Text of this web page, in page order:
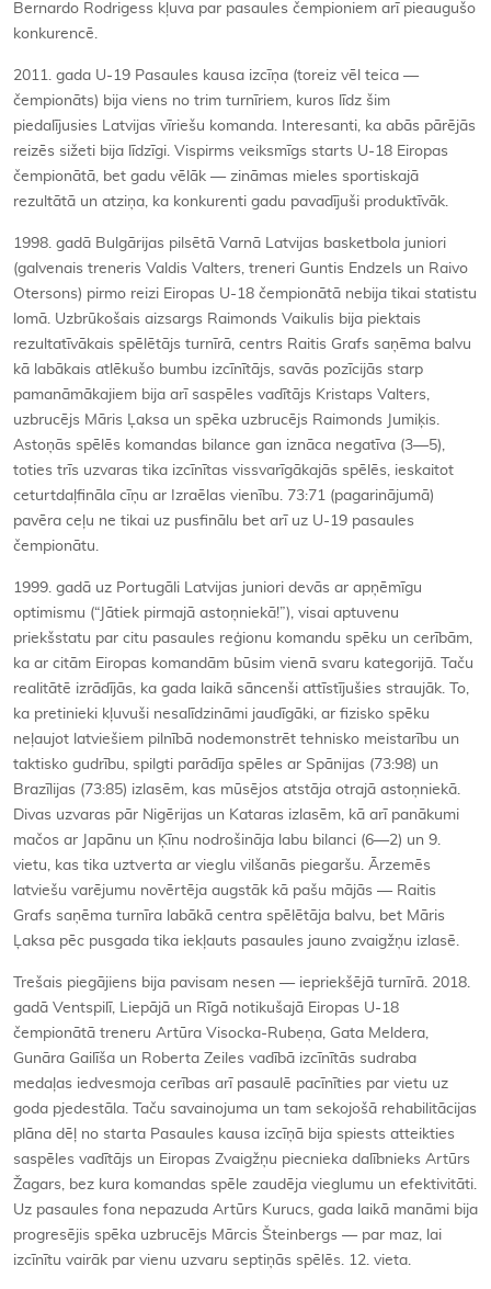
Bernardo Rodrigess kļuva par pasaules čempioniem arī pieaugušo
konkurencē.
2011. gada U-19 Pasaules kausa izcīņa (toreiz vēl teica —
čempionāts) bija viens no trim turnīriem, kuros līdz šim
piedalījusies Latvijas vīriešu komanda. Interesanti, ka abās pārējās
reizēs sižeti bija līdzīgi. Vispirms veiksmīgs starts U-18 Eiropas
čempionātā, bet gadu vēlāk — zināmas mieles sportiskajā
rezultātā un atziņa, ka konkurenti gadu pavadījuši produktīvāk.
1998. gadā Bulgārijas pilsētā Varnā Latvijas basketbola juniori
(galvenais treneris Valdis Valters, treneri Guntis Endzels un Raivo
Otersons) pirmo reizi Eiropas U-18 čempionātā nebija tikai statistu
lomā. Uzbrūkošais aizsargs Raimonds Vaikulis bija piektais
rezultatīvākais spēlētājs turnīrā, centrs Raitis Grafs saņēma balvu
kā labākais atlēkušo bumbu izcīnītājs, savās pozīcijās starp
pamanāmākajiem bija arī saspēles vadītājs Kristaps Valters,
uzbrucējs Māris Ļaksa un spēka uzbrucējs Raimonds Jumiķis.
Astoņās spēlēs komandas bilance gan iznāca negatīva (3—5),
toties trīs uzvaras tika izcīnītas vissvarīgākajās spēlēs, ieskaitot
ceturtdaļfināla cīņu ar Izraēlas vienību. 73:71 (pagarinājumā)
pavēra ceļu ne tikai uz pusfinālu bet arī uz U-19 pasaules
čempionātu.
1999. gadā uz Portugāli Latvijas juniori devās ar apņēmīgu
optimismu (“Jātiek pirmajā astoņniekā!”), visai aptuvenu
priekšstatu par citu pasaules reģionu komandu spēku un cerībām,
ka ar citām Eiropas komandām būsim vienā svaru kategorijā. Taču
realitātē izrādījās, ka gada laikā sāncenši attīstījušies straujāk. To,
ka pretinieki kļuvuši nesalīdzināmi jaudīgāki, ar fizisko spēku
neļaujot latviešiem pilnībā nodemonstrēt tehnisko meistarību un
taktisko gudrību, spilgti parādīja spēles ar Spānijas (73:98) un
Brazīlijas (73:85) izlasēm, kas mūsējos atstāja otrajā astoņniekā.
Divas uzvaras pār Nigērijas un Kataras izlasēm, kā arī panākumi
mačos ar Japānu un Ķīnu nodrošināja labu bilanci (6—2) un 9.
vietu, kas tika uztverta ar vieglu vilšanās piegaršu. Ārzemēs
latviešu varējumu novērtēja augstāk kā pašu mājās — Raitis
Grafs saņēma turnīra labākā centra spēlētāja balvu, bet Māris
Ļaksa pēc pusgada tika iekļauts pasaules jauno zvaigžņu izlasē.
Trešais piegājiens bija pavisam nesen — iepriekšējā turnīrā. 2018.
gadā Ventspilī, Liepājā un Rīgā notikušajā Eiropas U-18
čempionātā treneru Artūra Visocka-Rubeņa, Gata Meldera,
Gunāra Gailīša un Roberta Zeiles vadībā izcīnītās sudraba
medaļas iedvesmoja cerības arī pasaulē pacīnīties par vietu uz
goda pjedestāla. Taču savainojuma un tam sekojošā rehabilitācijas
plāna dēļ no starta Pasaules kausa izcīņā bija spiests atteikties
saspēles vadītājs un Eiropas Zvaigžņu piecnieka dalībnieks Artūrs
Žagars, bez kura komandas spēle zaudēja vieglumu un efektivitāti.
Uz pasaules fona nepazuda Artūrs Kurucs, gada laikā manāmi bija
progresējis spēka uzbrucējs Mārcis Šteinbergs — par maz, lai
izcīnītu vairāk par vienu uzvaru septiņās spēlēs. 12. vieta.